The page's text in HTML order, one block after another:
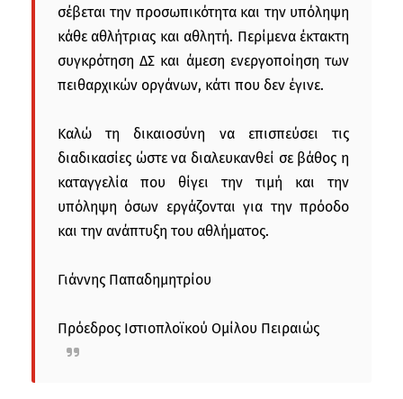
σέβεται την προσωπικότητα και την υπόληψη
κάθε αθλήτριας και αθλητή. Περίμενα έκτακτη
συγκρότηση ΔΣ και άμεση ενεργοποίηση των
πειθαρχικών οργάνων, κάτι που δεν έγινε.
Καλώ τη δικαιοσύνη να επισπεύσει τις
διαδικασίες ώστε να διαλευκανθεί σε βάθος η
καταγγελία που θίγει την τιμή και την
υπόληψη όσων εργάζονται για την πρόοδο
και την ανάπτυξη του αθλήματος.
Γιάννης Παπαδημητρίου
Πρόεδρος Ιστιοπλοϊκού Ομίλου Πειραιώς